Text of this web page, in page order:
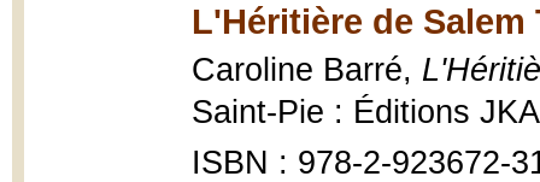
L'Héritière de Salem
Caroline Barré,
Saint-Pie : Éditions
ISBN : 978-2-923672-